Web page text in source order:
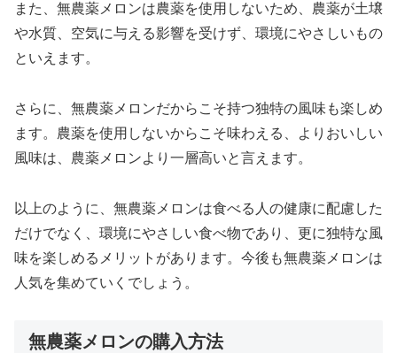
また、無農薬メロンは農薬を使用しないため、農薬が土壌
や水質、空気に与える影響を受けず、環境にやさしいもの
といえます。
さらに、無農薬メロンだからこそ持つ独特の風味も楽しめ
ます。農薬を使用しないからこそ味わえる、よりおいしい
風味は、農薬メロンより一層高いと言えます。
以上のように、無農薬メロンは食べる人の健康に配慮した
だけでなく、環境にやさしい食べ物であり、更に独特な風
味を楽しめるメリットがあります。今後も無農薬メロンは
人気を集めていくでしょう。
無農薬メロンの購入方法